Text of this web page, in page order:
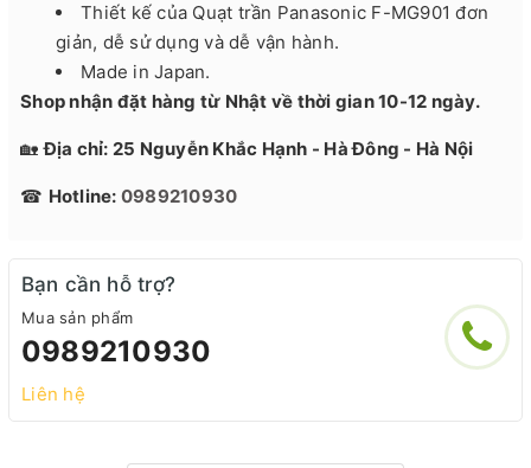
Thiết kế của Quạt trần Panasonic F-MG901 đơn
giản, dễ sử dụng và dễ vận hành.
Made in Japan.
Shop nhận đặt hàng từ Nhật về thời gian 10-12 ngày.
🏡Địa chỉ: 25 Nguyễn Khắc Hạnh - Hà Đông - Hà Nội
☎ Hotline: 0989210930
Bạn cần hỗ trợ?
Mua sản phẩm
0989210930
Liên hệ